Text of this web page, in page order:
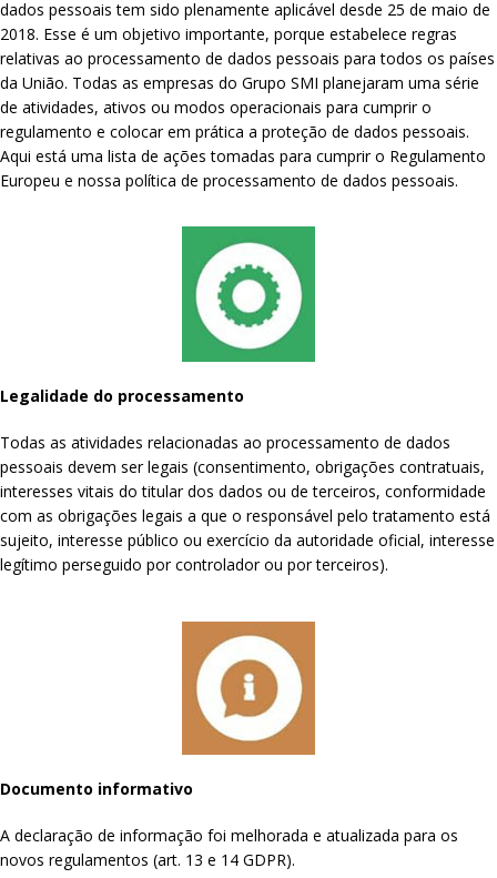
dados pessoais tem sido plenamente aplicável desde 25 de maio de
2018. Esse é um objetivo importante, porque estabelece regras
relativas ao processamento de dados pessoais para todos os países
da União. Todas as empresas do Grupo SMI planejaram uma série
de atividades, ativos ou modos operacionais para cumprir o
regulamento e colocar em prática a proteção de dados pessoais.
Aqui está uma lista de ações tomadas para cumprir o Regulamento
Europeu e nossa política de processamento de dados pessoais.
Legalidade do processamento
Todas as atividades relacionadas ao processamento de dados
pessoais devem ser legais (consentimento, obrigações contratuais,
interesses vitais do titular dos dados ou de terceiros, conformidade
com as obrigações legais a que o responsável pelo tratamento está
sujeito, interesse público ou exercício da autoridade oficial, interesse
legítimo perseguido por controlador ou por terceiros).
Documento informativo
A declaração de informação foi melhorada e atualizada para os
novos regulamentos (art. 13 e 14 GDPR).